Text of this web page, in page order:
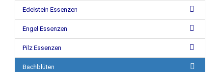
Edelstein Essenzen
Engel Essenzen
Pilz Essenzen
Bachblüten